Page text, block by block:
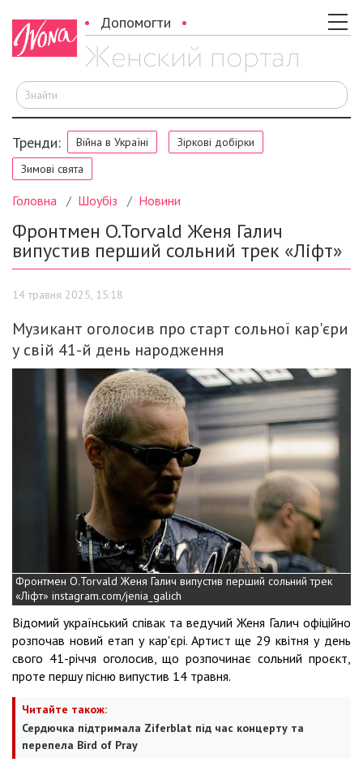
Допомогти
Тренди: Війна в Україні
Зіркові добірки
Зимові свята
Головна Шоубіз Новини
Фронтмен O.Torvald Женя Галич
випустив перший сольний трек «Ліфт»
14 травня 2025, 15:18
Музикант оголосив про старт сольної кар'єри
у свій 41-й день народження
Фронтмен O.Torvald Женя Галич випустив перший сольний трек
«Ліфт» instagram.com/jenia_galich
Відомий український співак та ведучий Женя Галич офіційно
розпочав новий етап у кар'єрі. Артист ще 29 квітня у день
свого 41-річчя оголосив, що розпочинає сольний проєкт,
проте першу пісню випустив 14 травня.
Читайте також:
Сердючка підтримала Ziferblat під час концерту та
перепела Bird of Pray